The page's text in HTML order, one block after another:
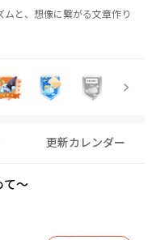
と、想像に繋がる文章作り
更新カレンダー
て～